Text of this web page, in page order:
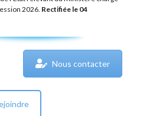
2026. Rectifiée le 04
Nous contacter